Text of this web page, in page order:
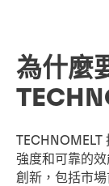
為什麼
TECHNOMELT
強度和可靠的
創新，包括市